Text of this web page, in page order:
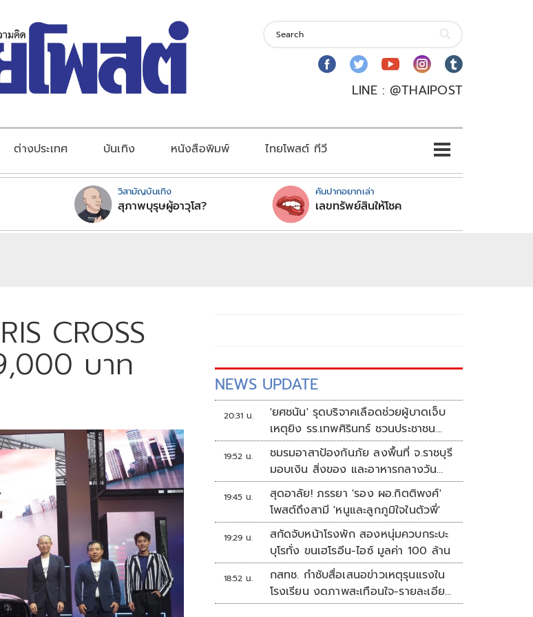
LINE : @THAIPOST
ต่างประเทศ บันเทิง หนังสือพิมพ์ ไทยโพสต์ ทีวี
วิสามัญบันเทิง
สุภาพบุรุษผู้อาวุโส?
คันปากอยากเล่า
เลขทรัพย์สินให้โชค
CROSS
บาท NEWS UPDATE
20:31 น.
'ยศชนัน' รุดบริจาคเลือดช่วยผู้บาดเจ็บ
เหตุยิง รร.เทพศิรินทร์ ชวนประชาชน
ร่วมบริจาค
19:52 น.
ชมรมอาสาป้องกันภัย ลงพื้นที่ จ.ราชบุรี
มอบเงิน สิ่งของ และอาหารกลางวัน
แก่โรงเรียนบ้านหนองน้ำใส
19:45 น.
สุดอาลัย! ภรรยา 'รอง ผอ.กิตติพงศ์'
โพสต์ถึงสามี 'หนูและลูกภูมิใจในตัวพี่'
19:29 น.
สกัดจับหน้าโรงพัก สองหนุ่มควบกระบะ
บุโรทั่ง ขนเฮโรอีน-ไอซ์ มูลค่า 100 ล้าน
18:52 น.
กสทช. กำชับสื่อเสนอข่าวเหตุรุนแรงใน
โรงเรียน งดภาพสะเทือนใจ-รายละเอียด
เสี่ยงเลียนแบบ